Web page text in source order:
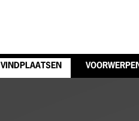
VINDPLAATSEN